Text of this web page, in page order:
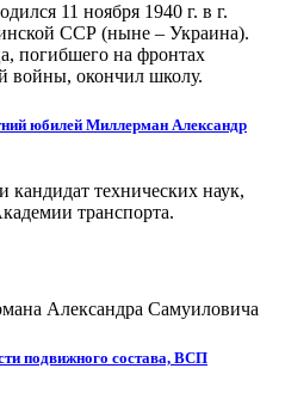
11 ноября 1940 г. в г.
ССР (ныне – Украина).
погибшего на фронтах
войны, окончил школу.
юбилей Миллерман Александр
кандидат технических наук,
транспорта.
Александра Самуиловича
подвижного состава, ВСП